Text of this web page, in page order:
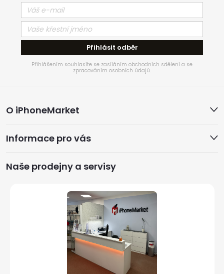
Přihlásit odběr
Přihlášením souhlasíte se zasíláním obchodních sdělení a se
zpracováním osobních údajů.
á
p
a
O iPhoneMarket
Informace pro vás
Naše prodejny a servisy